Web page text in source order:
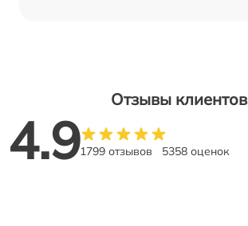
Отзывы клиентов
4.91799 отзывов 5358 оценок